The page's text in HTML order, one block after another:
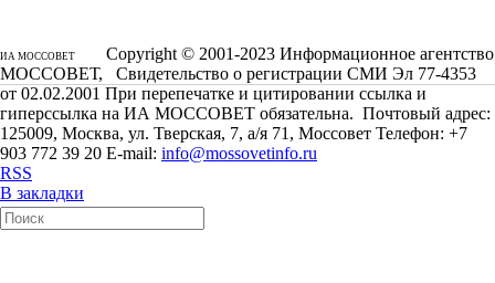
ИА МОССОВЕТ
Copyright © 2001-2023 Информационное агентство
МОССОВЕТ, Свидетельство о регистрации СМИ Эл 77-4353
от 02.02.2001 При перепечатке и цитировании ссылка и
гиперссылка на ИА МОССОВЕТ обязательна. Почтовый адрес:
125009, Москва, ул. Тверская, 7, а/я 71, Моссовет Телефон: +7
903 772 39 20 E-mail: info@mossovetinfo.ru
RSS
В закладки